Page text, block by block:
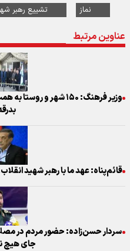
نماز تشییع رهبر
عناوین مرتبط
وزیر فرهنگ: ۱۵۰ شهر و
قائم‌پناه: عهد ما با رهبر شهید
سردار حسن‌زاده: حضور مردم در
جای هیچ